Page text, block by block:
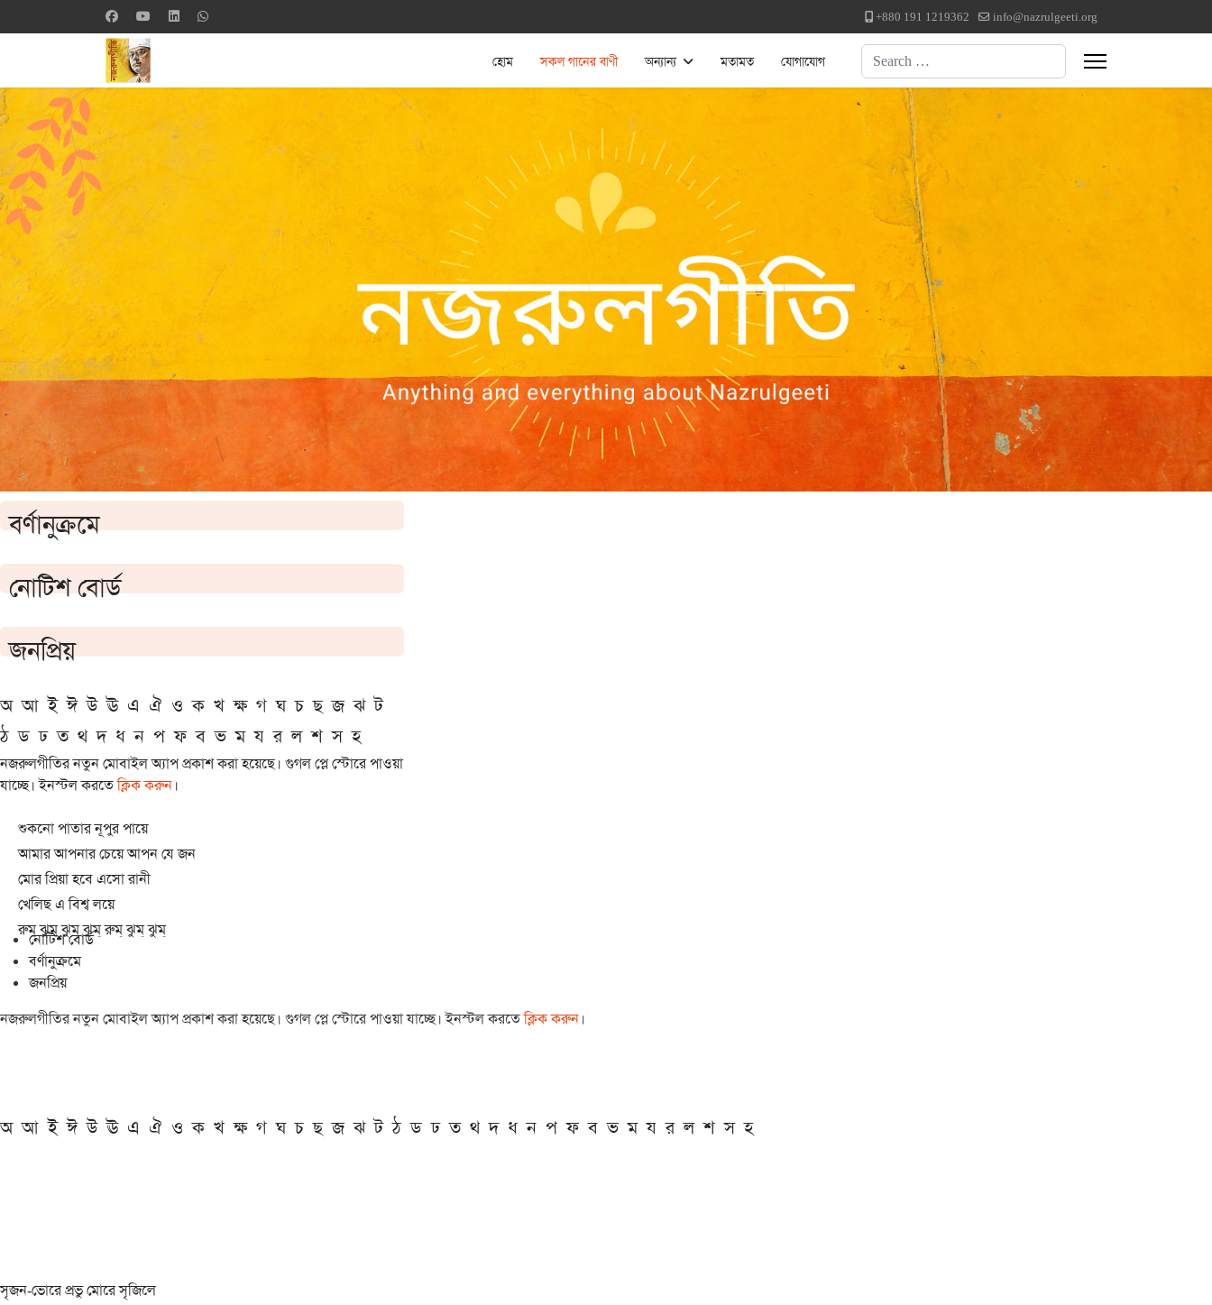
+880 191 1219362 info@nazrulgeeti.org
হোম সকল গানের বাণী অন্যান্য মতামত যোগাযোগ Search
বর্ণানুক্রমে
নোটিশ বোর্ড
জনপ্রিয়
অ আ ই ঈ উ ঊ এ ঐ ও ক খ ক্ষ গ ঘ চ ছ জ ঝ ট
ঠ ড ঢ ত থ দ ধ ন প ফ ব ভ ম য র ল শ স হ
নজরুলগীতির নতুন মোবাইল অ্যাপ প্রকাশ করা হয়েছে। গুগল প্লে স্টোরে পাওয়া
যাচ্ছে। ইনস্টল করতেক্লিক করুন।
শুকনো পাতার নূপুর পায়ে
আমার আপনার চেয়ে আপন যে জন
মোর প্রিয়া হবে এসো রানী
খেলিছ এ বিশ্ব লয়ে
রুম্ ঝুম্ ঝুম্ ঝুম্ রুম্ ঝুম্ ঝুম্
নোটিশ বোর্ড
বর্ণানুক্রমে
জনপ্রিয়
নজরুলগীতির নতুন মোবাইল অ্যাপ প্রকাশ করা হয়েছে। গুগল প্লে স্টোরে পাওয়া যাচ্ছে। ইনস্টল করতেক্লিক করুন।
অ আ ই ঈ উ ঊ এ ঐ ও ক খ ক্ষ গ ঘ চ ছ জ ঝ ট ঠ ড ঢ ত থ দ ধ ন প ফ ব ভ ম য র ল শ স হ
সৃজন-ভোরে প্রভু মোরে সৃজিলে